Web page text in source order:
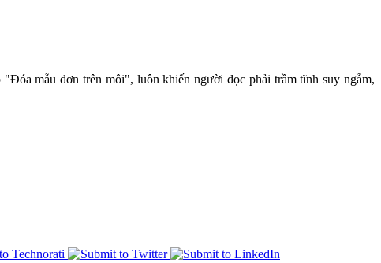
mẫu đơn trên môi", luôn khiến người đọc phải trầm tĩnh suy ngẫm,